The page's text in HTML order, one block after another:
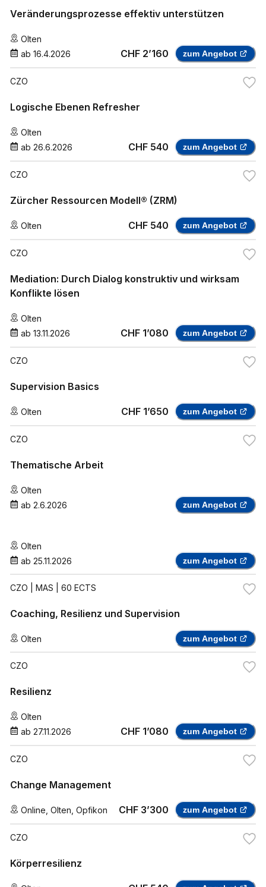
Veränderungsprozesse effektiv unterstützen
Olten
ab 16.4.2026 CHF 2’160 zum Angebot
CZO
Logische Ebenen Refresher
Olten
ab 26.6.2026 CHF 540 zum Angebot
CZO
Zürcher Ressourcen Modell® (ZRM)
Olten CHF 540 zum Angebot
CZO
Mediation: Durch Dialog konstruktiv und wirksam
Konflikte lösen
Olten
ab 13.11.2026 CHF 1’080 zum Angebot
CZO
Supervision Basics
Olten CHF 1’650 zum Angebot
CZO
Thematische Arbeit
Olten
ab 2.6.2026 zum Angebot
Olten
ab 25.11.2026 zum Angebot
CZO | MAS | 60 ECTS
Coaching, Resilienz und Supervision
Olten zum Angebot
CZO
Resilienz
Olten
ab 27.11.2026 CHF 1’080 zum Angebot
CZO
Change Management
Online Olten Opfikon CHF 3’300 zum Angebot
CZO
Körperresilienz